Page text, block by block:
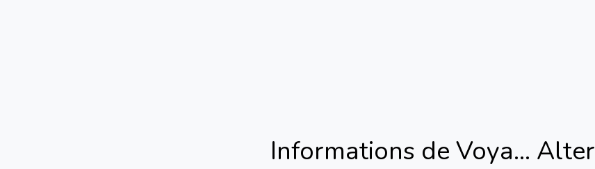
Informations de Voya...